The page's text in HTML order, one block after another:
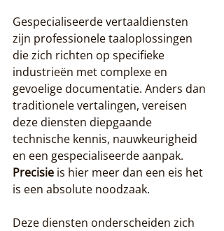
Gespecialiseerde vertaaldiensten
zijn professionele taaloplossingen
die zich richten op specifieke
industrieën met complexe en
gevoelige documentatie. Anders dan
traditionele vertalingen, vereisen
deze diensten diepgaande
technische kennis, nauwkeurigheid
en een gespecialiseerde aanpak.
Precisie is hier meer dan een eis het
is een absolute noodzaak.
Deze diensten onderscheiden zich